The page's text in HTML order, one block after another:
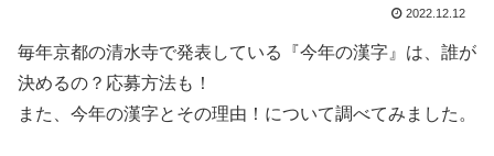
2022.12.12
毎年京都の清水寺で発表している『今年の漢字』は、誰が
決めるの？応募方法も！
また、今年の漢字とその理由！について調べてみました。